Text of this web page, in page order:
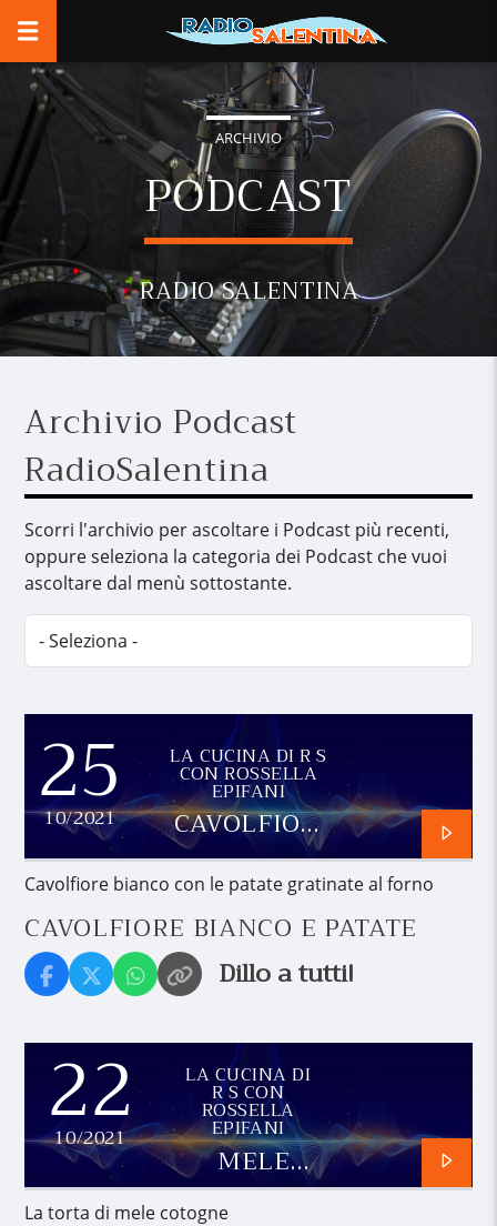
ARCHIVIO
PODCAST
RADIO SALENTINA
Archivio Podcast
RadioSalentina
Scorri l'archivio per ascoltare i Podcast più recenti,
oppure seleziona la categoria dei Podcast che vuoi
ascoltare dal menù sottostante.
25
10/2021
LA CUCINA DI R S
CON ROSSELLA
EPIFANI
CAVOLFIORE
BIANCO E
PATATE
Cavolfiore bianco con le patate gratinate al forno
CAVOLFIORE BIANCO E PATATE
Dillo a tutti!
22
10/2021
LA CUCINA DI
R S CON
ROSSELLA
EPIFANI
MELE
COTOGNE
La torta di mele cotogne